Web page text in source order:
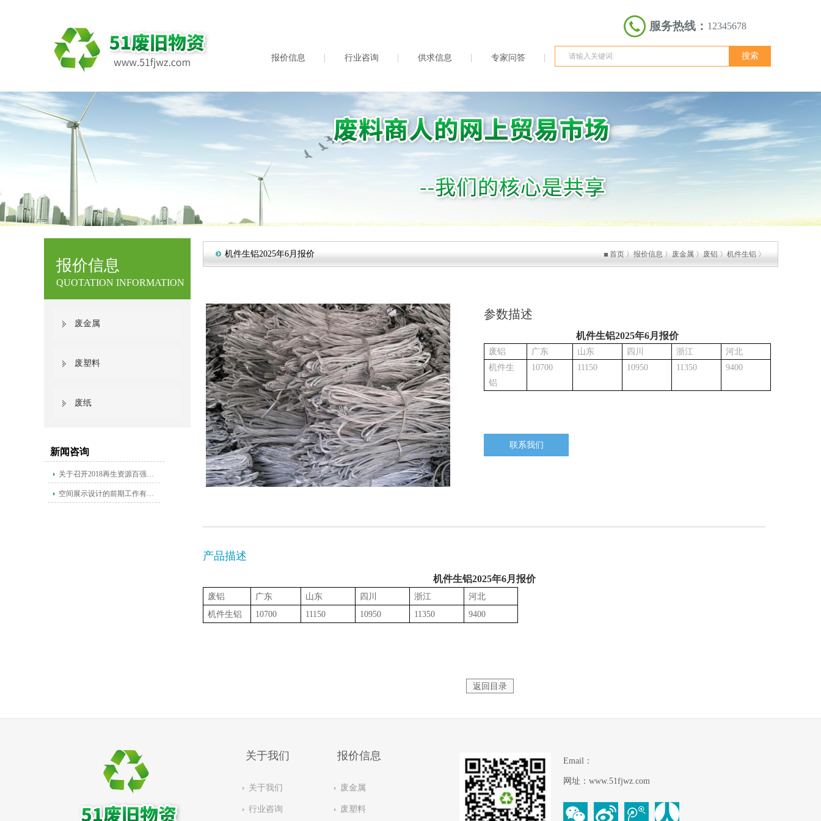
服务热线： 12345678
报价信息 行业咨询 供求信息 专家问答
报价信息
QUOTATION INFORMATION
废金属
废塑料
废纸
新闻咨询
关于召开2018再生资源百强企业峰会暨中国再生资源回收利用协会七届二次理事会的通知
空间展示设计的前期工作有哪些
机件生铝2025年6月报价 首页 〉 报价信息 〉 废金属 〉 废铝 〉 机件生铝 〉
参数描述
机件生铝2025年6月报价
废铝 广东 山东 四川 浙江
河北
机件生
铝
10700 11150 10950 11350 9400
联系我们
产品描述
机件生铝2025年6月报价
废铝 广东 山东 四川 浙江
河北
机件生铝
10700 11150 10950 11350 9400
返回目录
关于我们
关于我们
行业咨询
报价信息
废金属
废塑料
Email：
网址：www.51fjwz.com